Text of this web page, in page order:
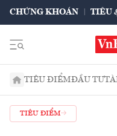
CHỨNG KHOÁN TIÊU
TIÊU ĐIỂMĐẦU TƯ
TIÊU ĐIỂM